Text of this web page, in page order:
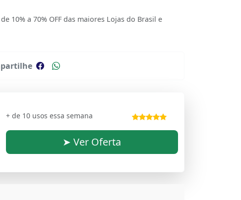
10% a 70% OFF das maiores Lojas do Brasil e
+ de 10 usos essa semana
➤ Ver Oferta